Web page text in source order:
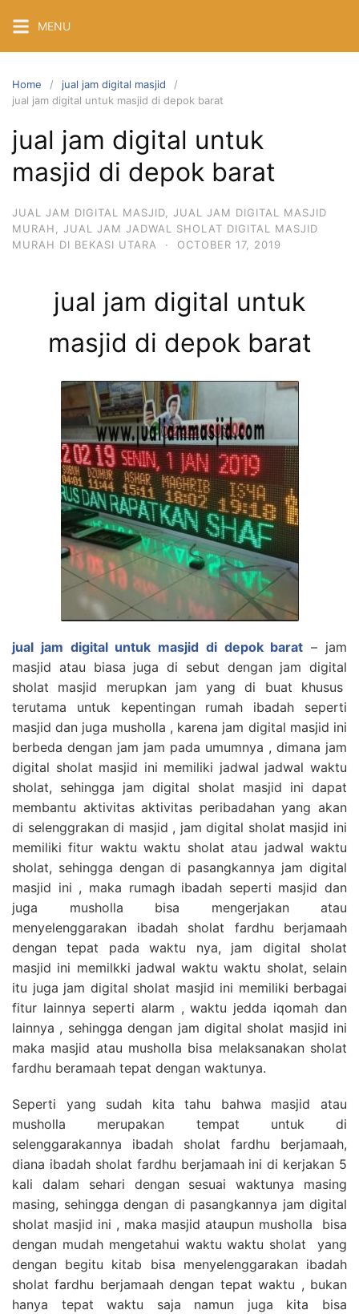
content
MENU
Home
jual jam digital masjid
jual jam digital untuk masjid di depok barat
jual jam digital untuk
masjid di depok barat
JUAL JAM DIGITAL MASJID
JUAL JAM DIGITAL MASJID
MURAH
JUAL JAM JADWAL SHOLAT DIGITAL MASJID
MURAH DI BEKASI UTARA
· OCTOBER 17, 2019
jual jam digital untuk
masjid di depok barat
jual jam digital untuk masjid di depok barat – jam
masjid atau biasa juga di sebut dengan jam digital
sholat masjid merupkan jam yang di buat khusus
terutama untuk kepentingan rumah ibadah seperti
masjid dan juga musholla , karena jam digital masjid ini
berbeda dengan jam jam pada umumnya , dimana jam
digital sholat masjid ini memiliki jadwal jadwal waktu
sholat, sehingga jam digital sholat masjid ini dapat
membantu aktivitas aktivitas peribadahan yang akan
di selenggrakan di masjid , jam digital sholat masjid ini
memiliki fitur waktu waktu sholat atau jadwal waktu
sholat, sehingga dengan di pasangkannya jam digital
masjid ini , maka rumagh ibadah seperti masjid dan
juga musholla bisa mengerjakan atau
menyelenggarakan ibadah sholat fardhu berjamaah
dengan tepat pada waktu nya, jam digital sholat
masjid ini memilkki jadwal waktu waktu sholat, selain
itu juga jam digital sholat masjid ini memiliki berbagai
fitur lainnya seperti alarm , waktu jedda iqomah dan
lainnya , sehingga dengan jam digital sholat masjid ini
maka masjid atau musholla bisa melaksanakan sholat
fardhu beramaah tepat dengan waktunya.
Seperti yang sudah kita tahu bahwa masjid atau
musholla merupakan tempat untuk di
selenggarakannya ibadah sholat fardhu berjamaah,
diana ibadah sholat fardhu berjamaah ini di kerjakan 5
kali dalam sehari dengan sesuai waktunya masing
masing, sehingga dengan di pasangkannya jam digital
sholat masjid ini , maka masjid ataupun musholla bisa
dengan mudah mengetahui waktu waktu sholat yang
dengan begitu kitab bisa menyelenggarakan ibadah
sholat fardhu berjamaah dengan tepat waktu , bukan
hanya tepat waktu saja namun juga kita bisa